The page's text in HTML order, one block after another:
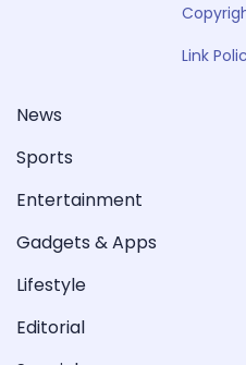
Link
News
Sports
Entertainment
Gadgets & Apps
Lifestyle
Editorial